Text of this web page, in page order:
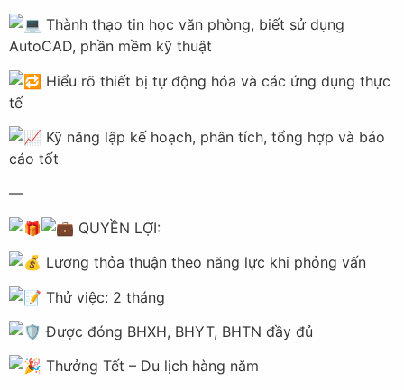
Thành thạo tin học văn phòng, biết sử dụng
AutoCAD, phần mềm kỹ thuật
Hiểu rõ thiết bị tự động hóa và các ứng dụng thực
tế
Kỹ năng lập kế hoạch, phân tích, tổng hợp và báo
cáo tốt
—
QUYỀN LỢI:
Lương thỏa thuận theo năng lực khi phỏng vấn
Thử việc: 2 tháng
Được đóng BHXH, BHYT, BHTN đầy đủ
Thưởng Tết – Du lịch hàng năm